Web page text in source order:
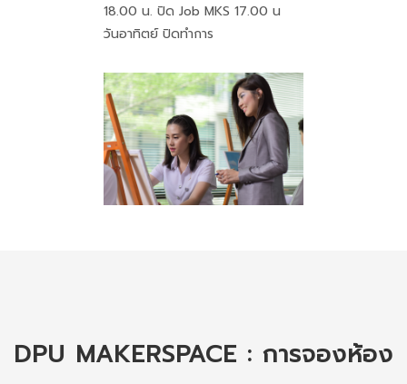
18.00 น. ปิด Job MKS 17.00 น
วันอาทิตย์ ปิดทำการ
DPU MAKERSPACE : การจองห้อง